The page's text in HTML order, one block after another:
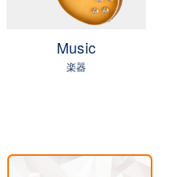
美浦町・稲敷市・牛久
根町・河内町・つくば
Music
楽器